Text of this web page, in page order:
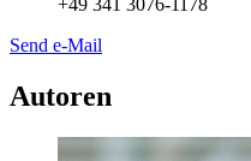
+49 341 3076-1178
Send e-Mail
Autoren